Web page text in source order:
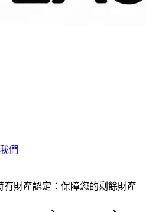
們
有財產認定：保障您的剩餘財產